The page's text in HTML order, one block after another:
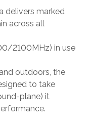
delivers marked
across all
2100MHz) in use
outdoors, the
to take
plane) it